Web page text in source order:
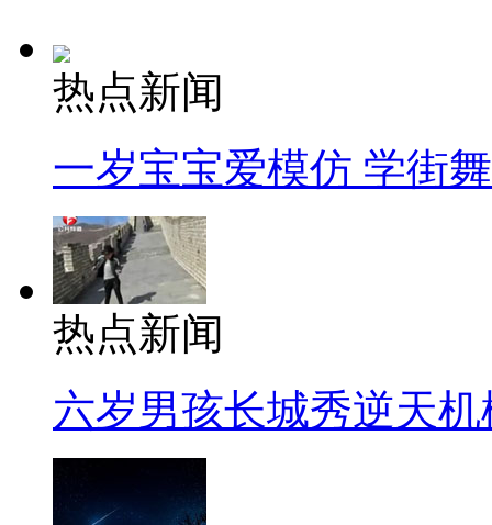
热点新闻
一岁宝宝爱模仿 学街
热点新闻
六岁男孩长城秀逆天机